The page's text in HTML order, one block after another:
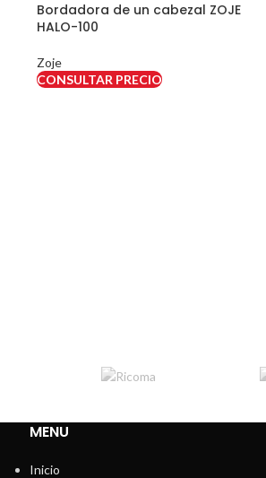
Bordadora de un cabezal ZOJE
HALO-100
Zoje
CONSULTAR PRECIO
MENU
Inicio